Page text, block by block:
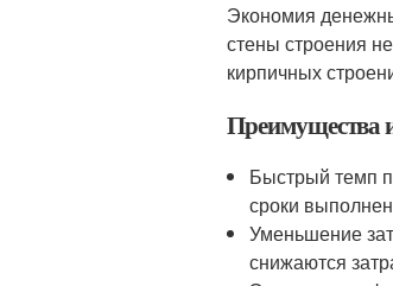
Экономия
стены строения
кирпичных
Преимущества
Быстрый темп
сроки
Уменьшение
снижаются